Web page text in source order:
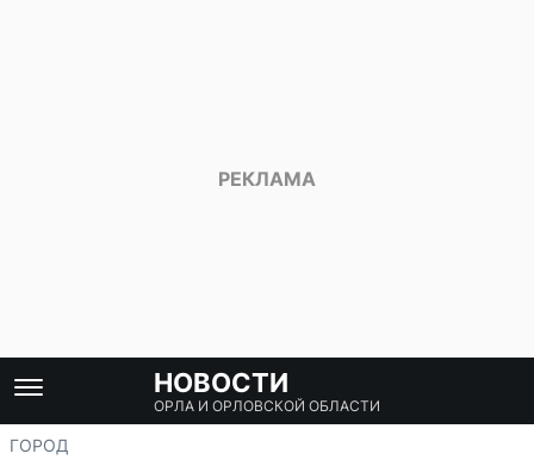
НОВОСТИ
ОРЛА И ОРЛОВСКОЙ ОБЛАСТИ
ГОРОД